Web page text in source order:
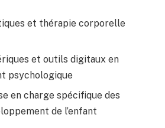
et thérapie corporelle
et outils digitaux en
psychologique
en charge spécifique des
de l’enfant